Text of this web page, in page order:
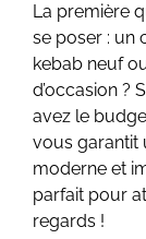
La première
se poser : un
kebab neuf
d’occasion ?
avez le
vous garantit
moderne et
parfait pour
regards !